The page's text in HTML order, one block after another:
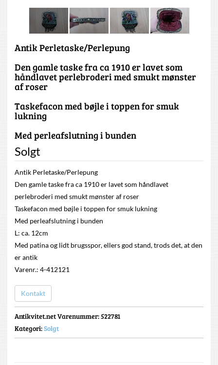
Antik Perletaske/Perlepung
Den gamle taske fra ca 1910 er lavet som
håndlavet perlebroderi med smukt mønster
af roser
Taskefacon med bøjle i toppen for smuk
lukning
Med perleafslutning i bunden
Solgt
Antik Perletaske/Perlepung
Den gamle taske fra ca 1910 er lavet som håndlavet
perlebroderi med smukt mønster af roser
Taskefacon med bøjle i toppen for smuk lukning
Med perleafslutning i bunden
L: ca. 12cm
Med patina og lidt brugsspor, ellers god stand, trods det, at den
er antik
Varenr.: 4-412121
Kontakt
Antikvitet.net Varenummer: 522781
Kategori:Solgt